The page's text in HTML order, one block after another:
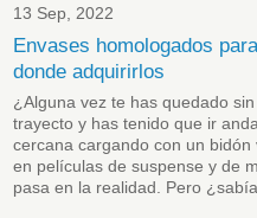
13 Sep, 2022
Envases homologados
donde adquirirlos
¿Alguna vez te has quedado
trayecto y has tenido que ir
cercana cargando con un
en películas de suspense y de
pasa en la realidad. Pero